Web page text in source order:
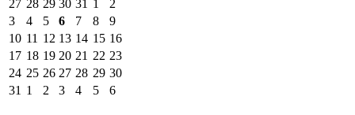
27 28 29 30 31 1
2
3
4 5 6 7 8
9
10 11 12 13 14 15 16
17 18 19 20 21 22 23
24 25 26 27 28 29 30
31 1 2 3 4 5 6